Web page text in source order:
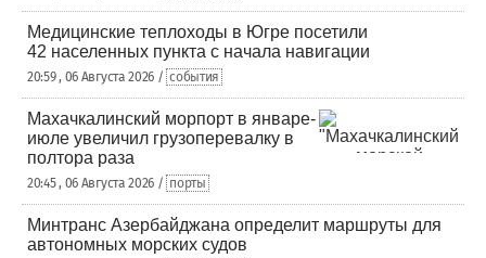
Медицинские теплоходы в Югре посетили
42 населенных пункта с начала навигации
20:59 , 06 Августа 2026 / события
Махачкалинский морпорт в январе-
июле увеличил грузоперевалку в
полтора раза
20:45 , 06 Августа 2026 / порты
Минтранс Азербайджана определит маршруты для
автономных морских судов